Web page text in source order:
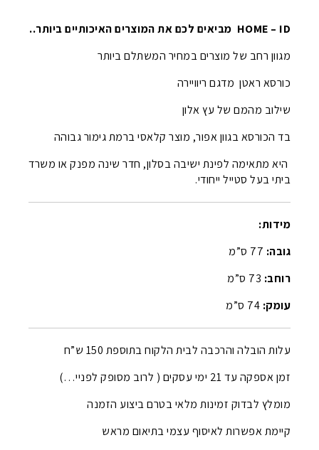
HOME – ID מביאים לכם את המוצרים האיכותיים ביותר..
מגוון רחב של מוצרים במחיר המשתלם ביותר
כורסא ראטן מדגם ריוויירה
שילוב מהמם של עץ אלון
בד הכורסא בגוון אפור, מוצר קלאסי ברמת גימור גבוהה
היא מתאימה לפינת ישיבה בסלון, חדר שינה מפנק או משרד
ביתי בעל סטייל ייחודי.
מידות:
גובה:
רוחב:
עומק:
עלות הובלה והרכבה לבית הלקוח בתוספת 150 ש”ח
זמן אספקה עד 21 ימי עסקים ( לרוב מסופק לפניי…)
מומלץ לבדוק זמינות מלאי בטרם ביצוע הזמנה
קיימת אפשרות לאיסוף עצמי בתיאום מראש